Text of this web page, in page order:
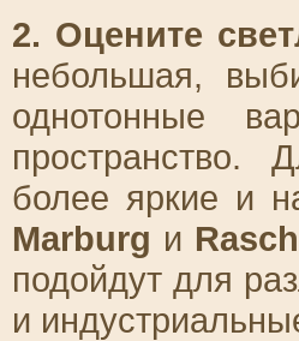
2. Оцените
небольшая,
однотонные
пространство.
более яркие и
Marburg и Rasch
подойдут для
и